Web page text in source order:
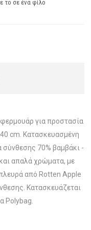
το σε ένα φίλο
για προστασία
cm. Κατασκευασμένη
70% βαμβάκι -
απαλά χρώματα, με
από Rotten Apple
Κατασκευάζεται
Polybag.